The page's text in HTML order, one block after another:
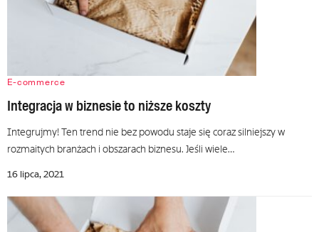
E-commerce
Integracja w biznesie to niższe koszty
Integrujmy! Ten trend nie bez powodu staje się coraz silniejszy w
rozmaitych branżach i obszarach biznesu. Jeśli wiele…
16 lipca, 2021